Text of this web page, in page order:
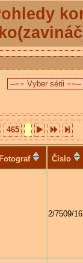
465
Fotograf Číslo
2/7509/16